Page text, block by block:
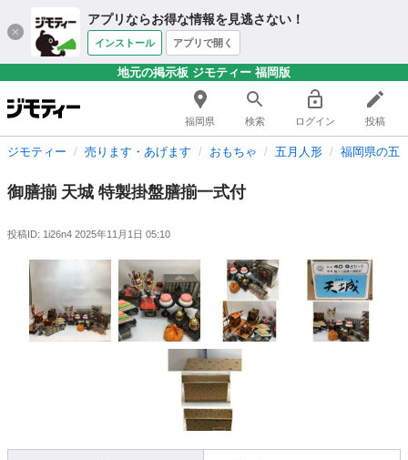
アプリならお得な情報を見逃さない！
インストール アプリで開く
地元の掲示板 ジモティー 福岡版
福岡県 検索 ログイン 投稿
ジモティー 売ります・あげます おもちゃ 五月人形 福岡県の五
御膳揃 天城 特製掛盤膳揃一式付
投稿ID: 1i26n4 2025年11月1日 05:10